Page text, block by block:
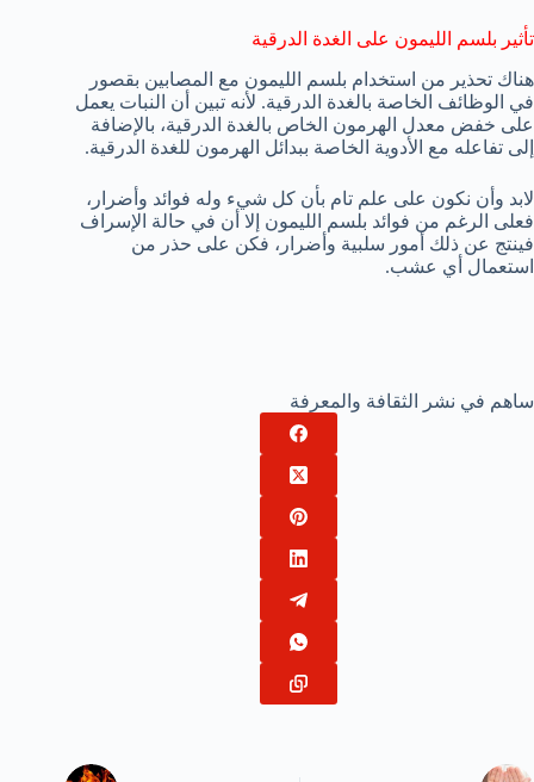
تأثير بلسم الليمون على الغدة الدرقية
هناك تحذير من استخدام بلسم الليمون مع المصابين بقصور
في الوظائف الخاصة بالغدة الدرقية. لأنه تبين أن النبات يعمل
على خفض معدل الهرمون الخاص بالغدة الدرقية، بالإضافة
إلى تفاعله مع الأدوية الخاصة ببدائل الهرمون للغدة الدرقية.
لابد وأن نكون على علم تام بأن كل شيء وله فوائد وأضرار،
فعلى الرغم من فوائد بلسم الليمون إلا أن في حالة الإسراف
فينتج عن ذلك أمور سلبية وأضرار، فكن على حذر من
استعمال أي عشب.
ساهم في نشر الثقافة والمعرفة